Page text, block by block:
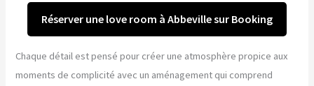
Réserver une love room à Abbeville sur Booking
Chaque détail est pensé pour créer une atmosphère propice aux
moments de complicité avec un aménagement qui comprend